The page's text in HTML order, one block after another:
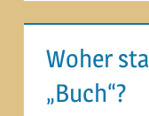
Woher
„Buch“?